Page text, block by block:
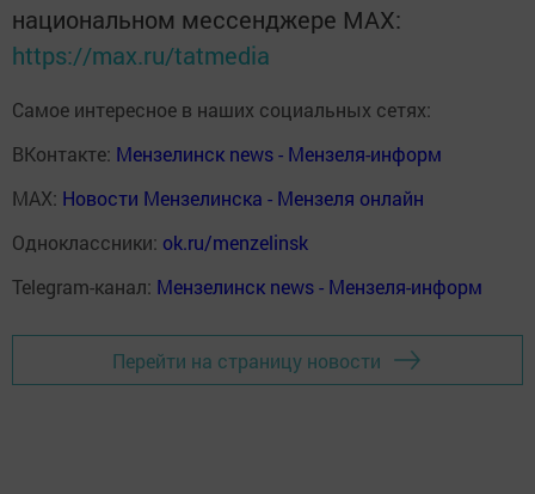
национальном мессенджере MАХ:
https://max.ru/tatmedia
Самое интересное в наших социальных сетях:
ВКонтакте: Мензелинск news - Мензеля-информ
MAX: Новости Мензелинска - Мензеля онлайн
Одноклассники: ok.ru/menzelinsk
Telegram-канал: Мензелинск news - Мензеля-информ
Перейти на страницу новости